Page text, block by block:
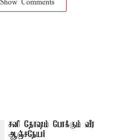
Show Comments
சனி தோஷம் போக்கும் வீர
ஆஞ்சநேயர்